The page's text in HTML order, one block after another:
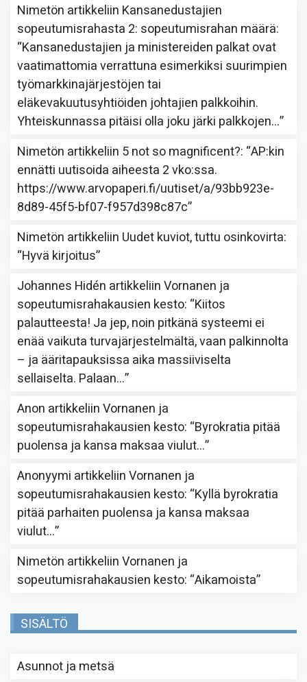
Nimetön artikkeliin Kansanedustajien
sopeutumisrahasta 2: sopeutumisrahan määrä:
“Kansanedustajien ja ministereiden palkat ovat
vaatimattomia verrattuna esimerkiksi suurimpien
työmarkkinajärjestöjen tai
eläkevakuutusyhtiöiden johtajien palkkoihin.
Yhteiskunnassa pitäisi olla joku järki palkkojen…”
Nimetön artikkeliin 5 not so magnificent?: “AP:kin
ennätti uutisoida aiheesta 2 vko:ssa.
https://www.arvopaperi.fi/uutiset/a/93bb923e-
8d89-45f5-bf07-f957d398c87c”
Nimetön artikkeliin Uudet kuviot, tuttu osinkovirta:
“Hyvä kirjoitus”
Johannes Hidén artikkeliinVornanen ja
sopeutumisrahakausien kesto: “Kiitos
palautteesta! Ja jep, noin pitkänä systeemi ei
enää vaikuta turvajärjestelmältä, vaan palkinnolta
– ja ääritapauksissa aika massiiviselta
sellaiselta. Palaan…”
Anon artikkeliinVornanen ja
sopeutumisrahakausien kesto: “Byrokratia pitää
puolensa ja kansa maksaa viulut…”
Anonyymi artikkeliinVornanen ja
sopeutumisrahakausien kesto: “Kyllä byrokratia
pitää parhaiten puolensa ja kansa maksaa
viulut…”
Nimetön artikkeliinVornanen ja
sopeutumisrahakausien kesto: “Aikamoista”
SISÄLTÖ
Asunnot ja metsä